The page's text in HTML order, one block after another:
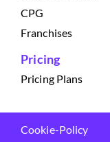
CPG
Franchises
Pricing
Pricing Plans
Cookie-Policy